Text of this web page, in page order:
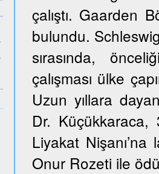
çalıştı. Gaarden
bulundu.
sırasında,
çalışması ülke
Uzun yıllara
Dr.
Liyakat
Onur Rozeti ile